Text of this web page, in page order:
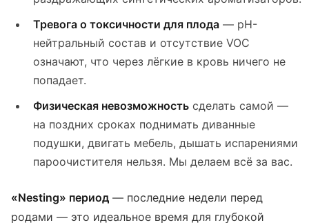
Тревога о токсичности для плода — pH-
нейтральный состав и отсутствие VOC
означают, что через лёгкие в кровь ничего не
попадает.
Физическая невозможность сделать самой —
на поздних сроках поднимать диванные
подушки, двигать мебель, дышать испарениями
пароочистителя нельзя. Мы делаем всё за вас.
«Nesting» период — последние недели перед
родами — это идеальное время для глубокой